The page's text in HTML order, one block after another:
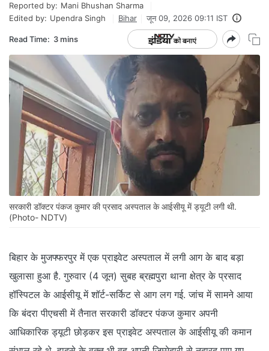
Reported by: Mani Bhushan Sharma
Edited by: Upendra Singh Bihar जून 09, 2026 09:11 IST
Read Time: 3 mins
सरकारी डॉक्टर पंकज कुमार की प्रसाद अस्पताल के आईसीयू में ड्यूटी लगी थी.
(Photo- NDTV)
बिहार के मुजफ्फरपुर में एक प्राइवेट अस्पताल में लगी आग के बाद बड़ा
खुलासा हुआ है. गुरुवार (4 जून) सुबह ब्रह्मपुरा थाना क्षेत्र के प्रसाद
हॉस्पिटल के आईसीयू में शॉर्ट-सर्किट से आग लग गई. जांच में सामने आया
कि बंदरा पीएचसी में तैनात सरकारी डॉक्टर पंकज कुमार अपनी
आधिकारिक ड्यूटी छोड़कर इस प्राइवेट अस्पताल के आईसीयू की कमान